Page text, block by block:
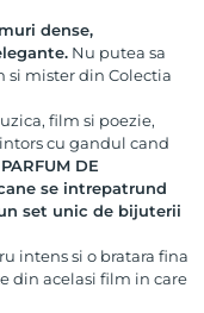
dense,
Nu putea sa
si mister din Colectia
film si poezie,
cu gandul cand
DE
se intrepatrund
set unic de bijuterii
intens si o bratara fina
din acelasi film in care